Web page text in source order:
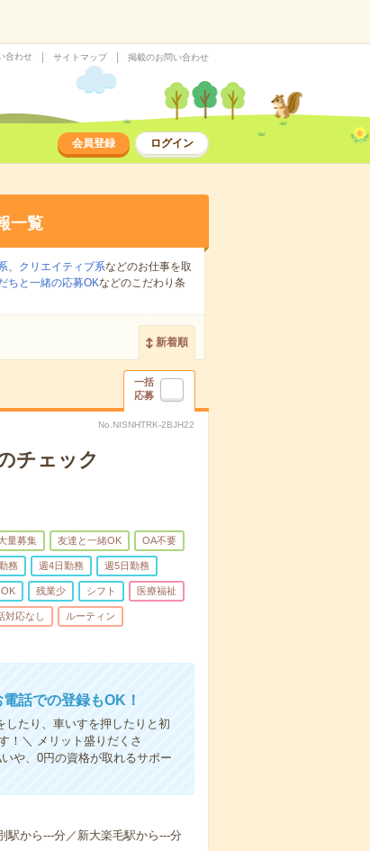
合わせ サイトマップ 掲載のお問い合わせ
会員登録 ログイン
一覧
、 クリエイティブ系などのお仕事を取
ちと一緒の応募OKなどのこだわり条
新着順
一括
応募
No.NISNHTRK-2BJH22
チェック
量募集 友達と一緒OK OA不要
務 週4日勤務 週5日勤務
残業少 シフト 医療福祉
対応なし ルーティン
話での登録もOK！
たり、車いすを押したりと初
！＼ メリット盛りだくさ
や、0円の資格が取れるサポー
駅から---分／新大楽毛駅から---分